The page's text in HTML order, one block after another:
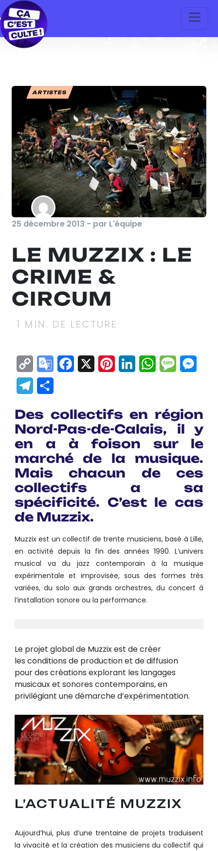
ARTISTES
25 décembre 2013 - par L'équipe
LE MUZZIX : LE
CRIME &
CIRCUM
1 MIN. DE LECTURE
Copy
Link
GoogleFacebook
X Pinterest
LinkedInWhatsApp
Telegram
Des collectifs en région
Nord-Pas-de-Calais, il y
en a à foison sur le
marché de la musique.
Mais chacun de ces
collectifs a sa
spécificité. C’est le cas
de Muzzix.
Muzzix est un collectif de trente musiciens, basé à Lille,
en activité depuis la fin des années 1990. L’univers
musical va du jazz contemporain à la musique
expérimentale et improvisée, sous des formes très
variées, du solo aux grands orchestres, du concert à
l’installation sonore ou la performance.
Le projet global de Muzzix est de créer
les conditions de production et de diffusion
pour des créations explorant les langages
musicaux et sonores contemporains, en
privilégiant une démarche d’expérimentation.
L’ACTUALITÉ MUZZIX
Aujourd’hui, plus d’une trentaine de projets traduisent
la vivacité et la création des musiciens du collectif qui